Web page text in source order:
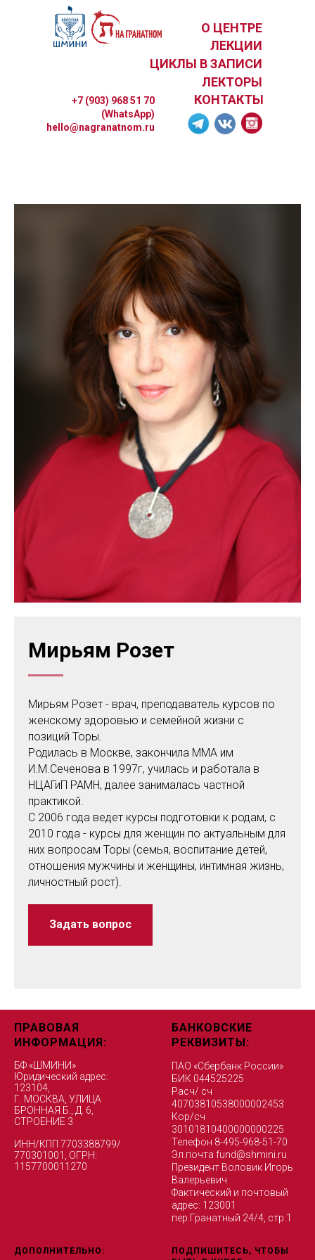
О ЦЕНТРЕ
ЛЕКЦИИ
ЦИКЛЫ В ЗАПИСИ
ЛЕКТОРЫ
КОНТАКТЫ
+7 (903) 968 51 70
(WhatsApp)
hello@nagranatnom.ru
Мирьям Розет
Мирьям Розет - врач, преподаватель курсов по
женскому здоровью и семейной жизни с
позиций Торы.
Родилась в Москве, закончила ММА им
И.М.Сеченова в 1997г, училась и работала в
НЦАГиП РАМН, далее занималась частной
практикой.
С 2006 года ведет курсы подготовки к родам, с
2010 года - курсы для женщин по актуальным для
них вопросам Торы (семья, воспитание детей,
отношения мужчины и женщины, интимная жизнь,
личностный рост).
Задать вопрос
ПРАВОВАЯ
ИНФОРМАЦИЯ:
БФ «ШМИНИ»
Юридический адрес:
123104,
Г. МОСКВА, УЛИЦА
БРОННАЯ Б., Д. 6,
СТРОЕНИЕ 3
ИНН/КПП 7703388799/
770301001, ОГРН:
1157700011270
БАНКОВСКИЕ
РЕКВИЗИТЫ:
ПАО «Сбербанк России»
БИК 044525225
Расч/ сч
40703810538000002453
Кор/сч
30101810400000000225
Телефон 8-495-968-51-70
Эл.почта fund@shmini.ru
Президент Воловик Игорь
Валерьевич
Фактический и почтовый
адрес: 123001
пер.Гранатный 24/4, стр.1
ДОПОЛНИТЕЛЬНО:
ПОДПИШИТЕСЬ, ЧТОБЫ